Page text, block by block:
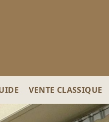
VENTE CLASSIQUE